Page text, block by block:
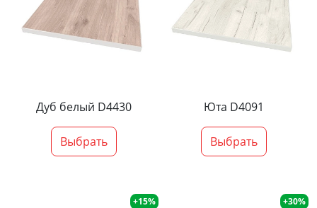
Дуб белый D4430
Выбрать
Юта D4091
Выбрать
+15% +30%